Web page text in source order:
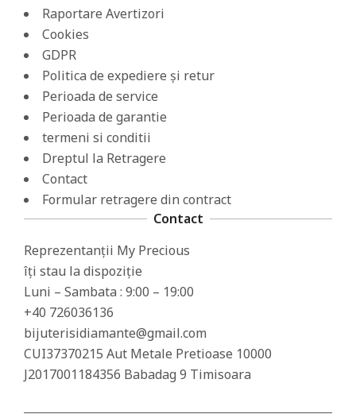
Raportare Avertizori
Cookies
GDPR
Politica de expediere și retur
Perioada de service
Perioada de garantie
termeni si conditii
Dreptul la Retragere
Contact
Formular retragere din contract
Contact
Reprezentanții My Precious
îți stau la dispoziție
Luni – Sambata : 9:00 – 19:00
+40 726036136
bijuterisidiamante@gmail.com
CUI37370215 Aut Metale Pretioase 10000
J2017001184356 Babadag 9 Timisoara